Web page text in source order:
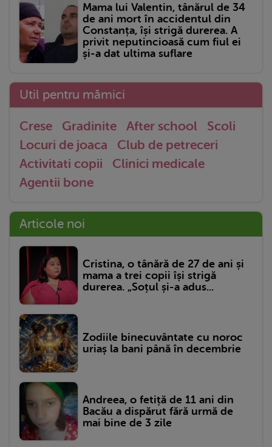
Mama lui Valentin, tânărul de 34
de ani mort în accidentul din
Constanța, își strigă durerea. A
privit neputincioasă cum fiul ei
și-a dat ultima suflare
Util pentru mămici
Crese Gradinite After school
Scoli
Locuri de joaca
Club de petreceri
Activitati copii
Clinici medicale
Agentii bone
Articole noi
Cristina, o tânără de 27 de ani și
mama a trei copii își strigă
durerea. „Soțul și-a adus...
Zodiile binecuvântate cu noroc
uriaș la bani până în decembrie
Andreea, o fetiță de 11 ani din
Bacău a dispărut fără urmă de
mai bine de 3 zile